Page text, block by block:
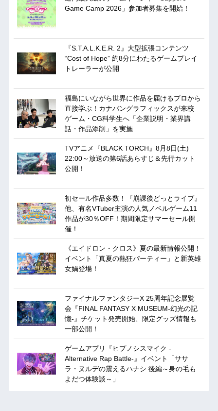
Game Camp 2026」参加者募集を開始！
『S.T.A.L.K.E.R. 2』大型拡張コンテンツ
“Cost of Hope” 約8分にわたるゲームプレイ
トレーラーが公開
福島にいながら世界に作品を届けるプロから
直接学ぶ！カナバングラフィックスが来校
ゲーム・CG科学生へ「企業説明・業界講
話・作品添削」を実施
TVアニメ『BLACK TORCH』8月8日(土)
22:00～放送の第6話あらすじ＆先行カット
公開！
初セール作品多数！『崩課後どっとライブ』
他、有名VTuber主演の人気ノベルゲーム11
作品が30％OFF！期間限定サマーセール開
催！
《エイドロン・クロス》夏の最新情報公開！
イベント「真夏の熱狂パーティー」と新英雄
女媧登場！
ファイナルファンタジーX 25周年記念展覧
会『FINAL FANTASY X MUSEUM-幻光の記
憶-』チケット発売開始、限定グッズ情報も
一部公開！
ゲームアプリ『ヒプノシスマイク -
Alternative Rap Battle-』イベント「ササ
ラ・ヌルデの震えるハナシ 後編～身の毛も
よだつ体験談～」